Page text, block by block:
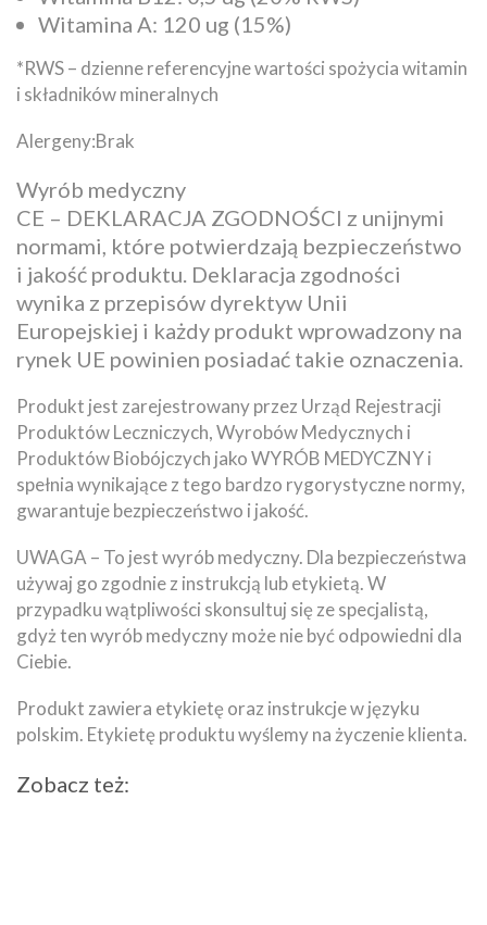
Witamina A: 120 ug (15%)
*RWS – dzienne referencyjne wartości spożycia witamin
i składników mineralnych
Alergeny:Brak
Wyrób medyczny
CE – DEKLARACJA ZGODNOŚCI z unijnymi
normami, które potwierdzają bezpieczeństwo
i jakość produktu. Deklaracja zgodności
wynika z przepisów dyrektyw Unii
Europejskiej i każdy produkt wprowadzony na
rynek UE powinien posiadać takie oznaczenia.
Produkt jest zarejestrowany przez Urząd Rejestracji
Produktów Leczniczych, Wyrobów Medycznych i
Produktów Biobójczych jako WYRÓB MEDYCZNY i
spełnia wynikające z tego bardzo rygorystyczne normy,
gwarantuje bezpieczeństwo i jakość.
UWAGA – To jest wyrób medyczny. Dla bezpieczeństwa
używaj go zgodnie z instrukcją lub etykietą. W
przypadku wątpliwości skonsultuj się ze specjalistą,
gdyż ten wyrób medyczny może nie być odpowiedni dla
Ciebie.
Produkt zawiera etykietę oraz instrukcje w języku
polskim. Etykietę produktu wyślemy na życzenie klienta.
Zobacz też: